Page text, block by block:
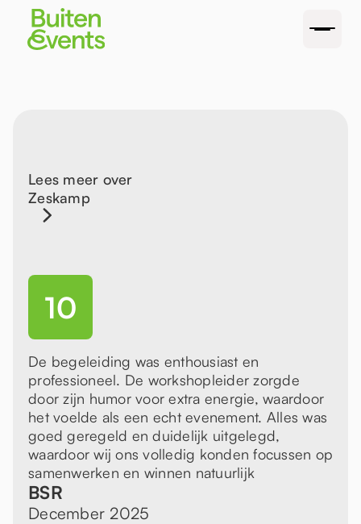
Lees meer over
Zeskamp
10
De begeleiding was enthousiast en
professioneel. De workshopleider zorgde
door zijn humor voor extra energie, waardoor
het voelde als een echt evenement. Alles was
goed geregeld en duidelijk uitgelegd,
waardoor wij ons volledig konden focussen op
samenwerken en winnen natuurlijk
BSR
December 2025